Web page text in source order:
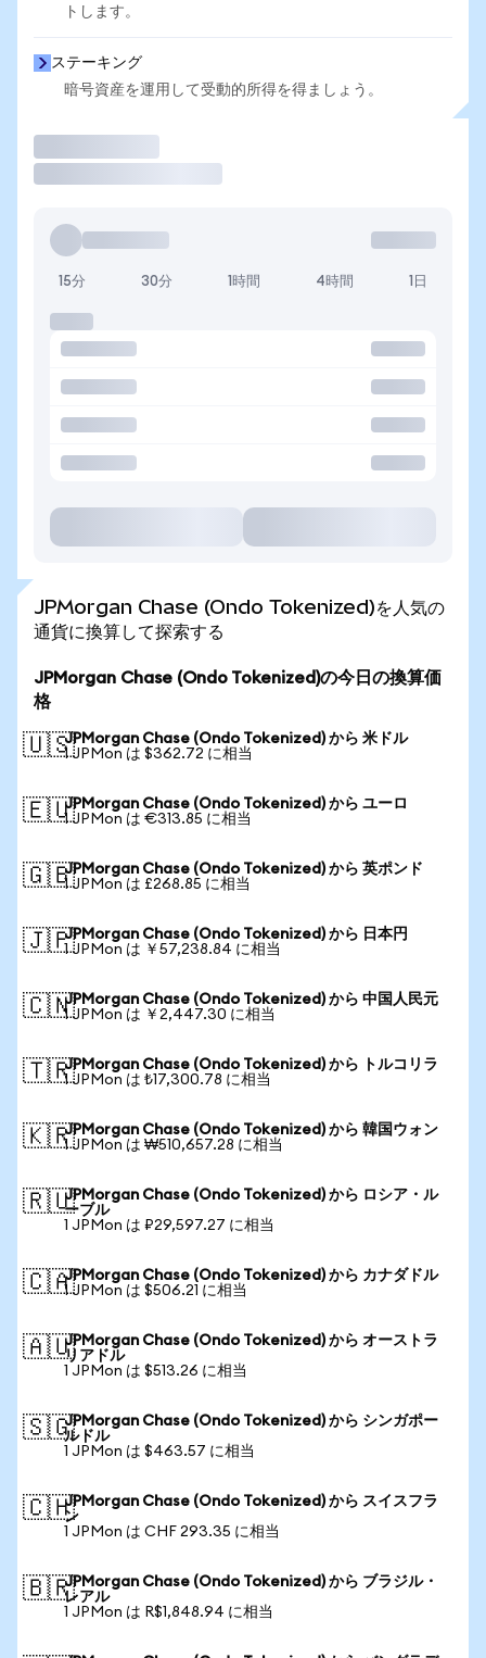
トします。
ステーキング
暗号資産を運用して受動的所得を得ましょう。
15分 30分 1時間 4時間 1日
JPMorgan Chase (Ondo Tokenized)を人気の
通貨に換算して探索する
JPMorgan Chase (Ondo Tokenized)の今日の換算価
格
🇺🇸JPMorgan Chase (Ondo Tokenized) から 米ドル
1 JPMon は $362.72 に相当
🇪🇺JPMorgan Chase (Ondo Tokenized) から ユーロ
1 JPMon は €313.85 に相当
🇬🇧JPMorgan Chase (Ondo Tokenized) から 英ポンド
1 JPMon は £268.85 に相当
🇯🇵JPMorgan Chase (Ondo Tokenized) から 日本円
1 JPMon は ￥57,238.84 に相当
🇨🇳JPMorgan Chase (Ondo Tokenized) から 中国人民元
1 JPMon は ￥2,447.30 に相当
🇹🇷JPMorgan Chase (Ondo Tokenized) から トルコリラ
1 JPMon は ₺17,300.78 に相当
🇰🇷JPMorgan Chase (Ondo Tokenized) から 韓国ウォン
1 JPMon は ₩510,657.28 に相当
🇷🇺JPMorgan Chase (Ondo Tokenized) から ロシア・ル
ーブル
1 JPMon は ₽29,597.27 に相当
🇨🇦JPMorgan Chase (Ondo Tokenized) から カナダドル
1 JPMon は $506.21 に相当
🇦🇺JPMorgan Chase (Ondo Tokenized) から オーストラ
リアドル
1 JPMon は $513.26 に相当
🇸🇬JPMorgan Chase (Ondo Tokenized) から シンガポー
ルドル
1 JPMon は $463.57 に相当
🇨🇭JPMorgan Chase (Ondo Tokenized) から スイスフラ
ン
1 JPMon は CHF 293.35 に相当
🇧🇷JPMorgan Chase (Ondo Tokenized) から ブラジル・
レアル
1 JPMon は R$1,848.94 に相当